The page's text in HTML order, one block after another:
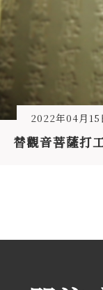
2022年04月15
替觀音菩薩打